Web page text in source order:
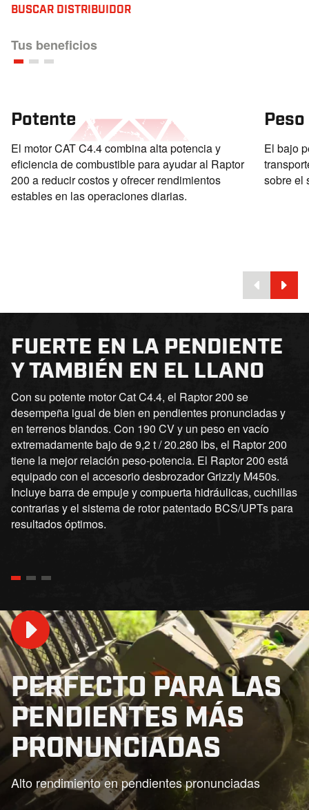
BUSCAR DISTRIBUIDOR
Tus beneficios
Potente
El motor CAT C4.4 combina alta potencia y
eficiencia de combustible para ayudar al Raptor
200 a reducir costos y ofrecer rendimientos
estables en las operaciones diarias.
El bajo
sobre el
FUERTE EN LA PENDIENTE
Y TAMBIÉN EN EL LLANO
Con su potente motor Cat C4.4, el Raptor 200 se
desempeña igual de bien en pendientes pronunciadas y
en terrenos blandos. Con 190 CV y un peso en vacío
extremadamente bajo de 9,2 t / 20.280 lbs, el Raptor 200
tiene la mejor relación peso-potencia. El Raptor 200 está
equipado con el accesorio desbrozador Grizzly M450s.
Incluye barra de empuje y compuerta hidráulicas, cuchillas
contrarias y el sistema de rotor patentado BCS/UPTs para
resultados óptimos.
01:36
Play
PERFECTO PARA LAS
PENDIENTES MÁS
PRONUNCIADAS
Alto rendimiento en pendientes pronunciadas